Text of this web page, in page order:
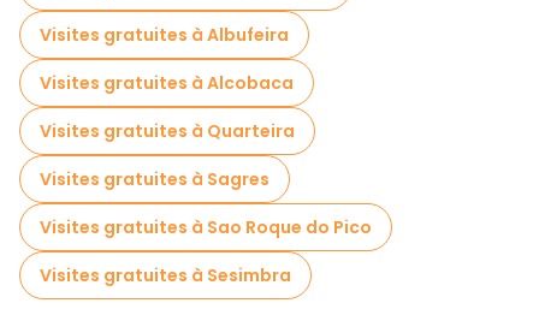
Visites nocturnes gratuites à Lisbonne
Tours à vélo à Lisbonne
Visites gastronomiques à Lisbonne
Visites gratuites à proximité Commerce Square
Visites gratuites à proximité Lisbon Cathedral
Visites gratuites à proximité Santa Justa Lift
Visites gratuites à Albufeira
Visites gratuites à Alcobaca
Visites gratuites à Quarteira
Visites gratuites à Sagres
Visites gratuites à Sao Roque do Pico
Visites gratuites à Sesimbra